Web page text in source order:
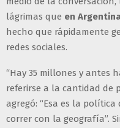
lágrimas que en
hecho que rápidamente
redes sociales.
“Hay 35 millones y antes
referirse a la cantidad de
agregó: “Esa es la
correr con la geografía”.